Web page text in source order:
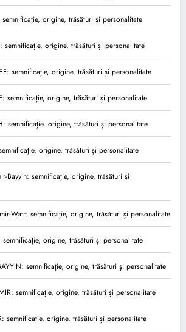
semnificație, origine, trăsături și personalitate
semnificație, origine, trăsături și personalitate
semnificație, origine, trăsături și personalitate
semnificație, origine, trăsături și personalitate
semnificație, origine, trăsături și personalitate
origine, trăsături și personalitate
Bayyin: semnificație, origine, trăsături și
Watr: semnificație, origine, trăsături și personalitate
semnificație, origine, trăsături și personalitate
semnificație, origine, trăsături și personalitate
semnificație, origine, trăsături și personalitate
semnificație, origine, trăsături și personalitate